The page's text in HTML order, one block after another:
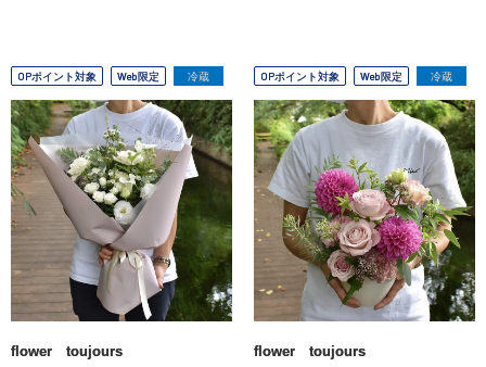
OPポイント対象 Web限定 冷蔵
flower toujours
OPポイント対象 Web限定 冷蔵
flower toujours